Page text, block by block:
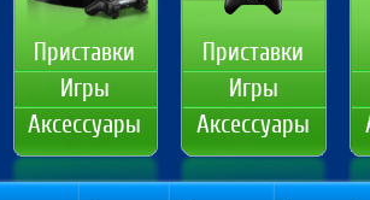
Приставки
Игры
Аксессуары
Приставки
Игры
Аксессуары